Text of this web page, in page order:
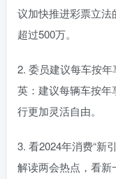
议加快推进彩票立
超过500万。
2. 委员建议每车按
英：建议每辆车按年
行更加灵活自由。
3. 看2024年消费“新
解读两会热点，看